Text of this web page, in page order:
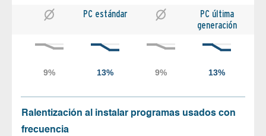
PC estándar
PC última
generación
Ralentización al instalar programas usados con
frecuencia